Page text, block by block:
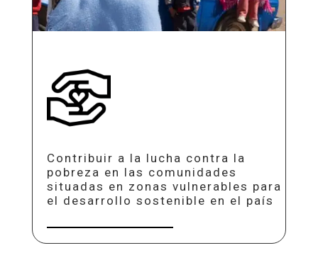
Contribuir a la lucha contra la
pobreza en las comunidades
situadas en zonas vulnerables para
el desarrollo sostenible en el país